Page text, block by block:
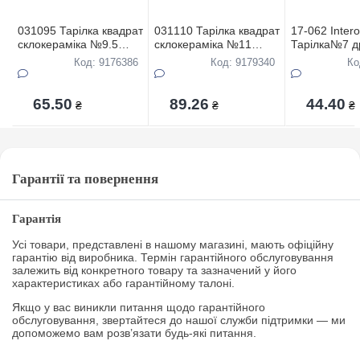
031095 Тарілка квадрат
склокерамiка №9.5
дрібна d.24см Bone
Appetit
Код: 9176386
65.50 ₴
031110 Тарілка квадрат
склокерамiка №11
дрібна d.28см Bone
Appetit
Код: 9179340
89.26 ₴
17-062
Тарілка№7
d.17,5см
44.40 ₴
Гарантії та повернення
Гарантія
Усі товари, представлені в нашому магазині, мають офіційну
гарантію від виробника. Термін гарантійного обслуговування
залежить від конкретного товару та зазначений у його
характеристиках або гарантійному талоні.
Якщо у вас виникли питання щодо гарантійного
обслуговування, звертайтеся до нашої служби підтримки — ми
допоможемо вам розв’язати будь-які питання.